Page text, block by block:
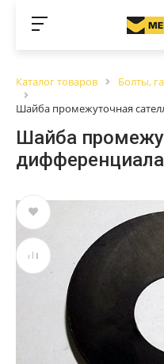
Каталог товаров
Болты,
Шайба промежуточная
Шайба